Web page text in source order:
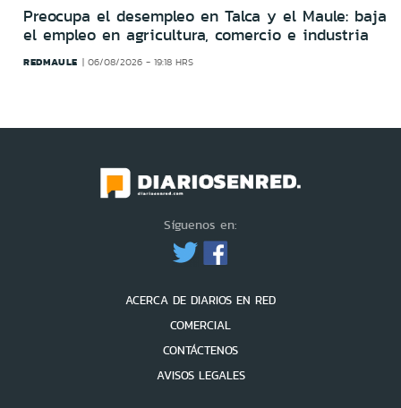
Preocupa el desempleo en Talca y el Maule: baja
el empleo en agricultura, comercio e industria
REDMAULE 06/08/2026 - 19:18 HRS
Síguenos en:
ACERCA DE DIARIOS EN RED
COMERCIAL
CONTÁCTENOS
AVISOS LEGALES